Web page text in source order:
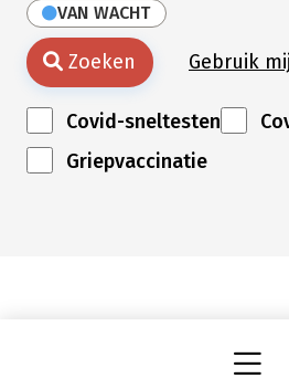
VAN WACHT
Zoeken Gebruik
Covid-sneltesten
Griepvaccinatie